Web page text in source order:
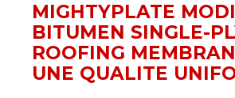
MIGHTYPLATE
BITUMEN SINGLE-
ROOFING
UNE QUALITE